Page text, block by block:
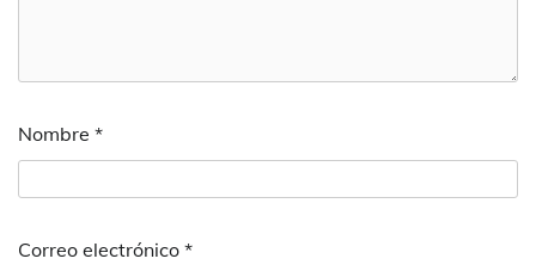
Nombre *
Correo electrónico *